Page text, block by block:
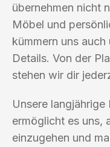
übernehmen nicht
Möbel und
kümmern uns
Details. Von der
stehen wir dir
Unsere
ermöglicht es uns,
einzugehen und